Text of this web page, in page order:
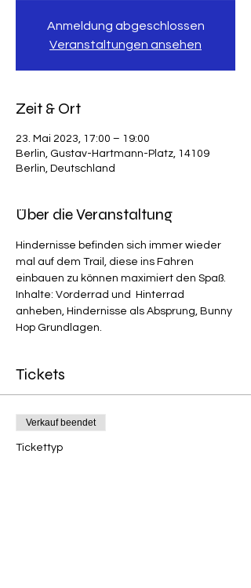
Anmeldung abgeschlossen
Veranstaltungen ansehen
Zeit & Ort
23. Mai 2023, 17:00 – 19:00
Berlin, Gustav-Hartmann-Platz, 14109
Berlin, Deutschland
Über die Veranstaltung
Hindernisse befinden sich immer wieder
mal auf dem Trail, diese ins Fahren
einbauen zu können maximiert den Spaß.
Inhalte: Vorderrad und  Hinterrad
anheben, Hindernisse als Absprung, Bunny
Hop Grundlagen.
Tickets
Verkauf beendet
Tickettyp